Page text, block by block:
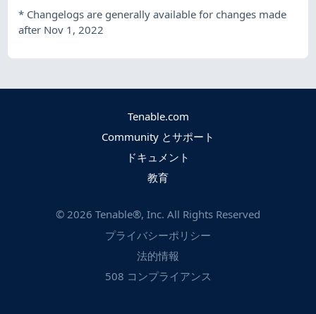
* Changelogs are generally available for changes made
after Nov 1, 2022
Tenable.com
Community とサポート
ドキュメント
教育
© 2026 Tenable®, Inc. All Rights Reserved
プライバシーポリシー
法的情報
508 コンプライアンス